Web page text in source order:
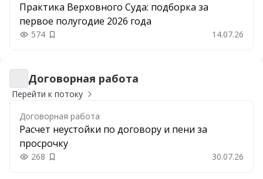
Практика Верховного Суда: подборка за
первое полугодие 2026 года
574 Добавить в закладки 14.07.26
Договорная работа
Договорная работа
Перейти к потоку
Договорная работа
Расчет неустойки по договору и пени за
просрочку
268 Добавить в закладки 30.07.26